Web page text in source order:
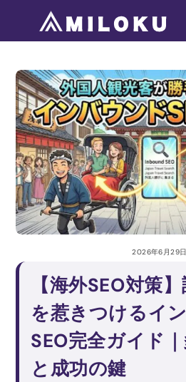
content
2026年6月29日
【海外SEO対策
を惹きつけるイ
SEO完全ガイド
と成功の鍵